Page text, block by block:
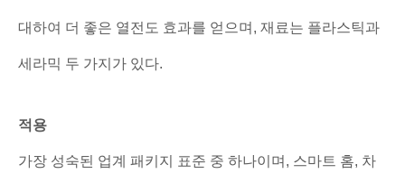
대하여 더 좋은 열전도 효과를 얻으며, 재료는 플라스틱과
세라믹 두 가지가 있다.
적용
가장 성숙된 업계 패키지 표준 중 하나이며, 스마트 홈, 차